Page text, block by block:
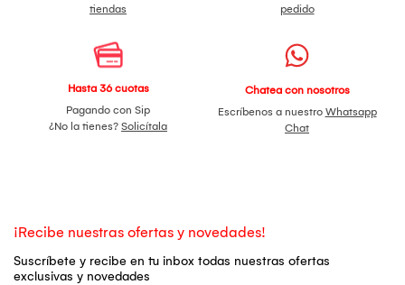
tiendas
pedido
Hasta 36 cuotas
Pagando con Sip
¿No la tienes? Solicítala
Chatea con nosotros
Escríbenos a nuestro Whatsapp
Chat
¡Recibe nuestras ofertas y novedades!
Suscríbete y recibe en tu inbox todas nuestras ofertas
exclusivas y novedades